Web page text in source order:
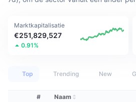
Opbrengsten
Bitcoin Schatkisten
Stijgers
Tophandelaren
Derivaten
Onderwerpen
API
Producten
Marktkapitalisatie
€251,829,527
0.91%
Top Trending New
# Naam